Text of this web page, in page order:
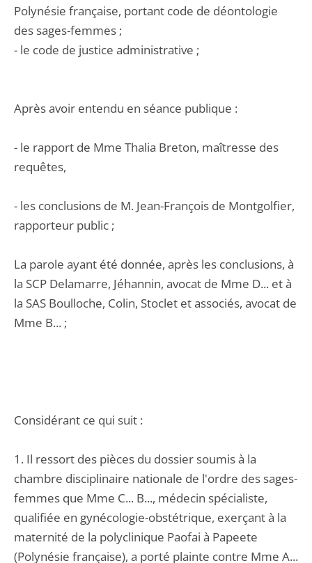
Polynésie française, portant code de déontologie
des sages-femmes ;
- le code de justice administrative ;
Après avoir entendu en séance publique :
- le rapport de Mme Thalia Breton, maîtresse des
requêtes,
- les conclusions de M. Jean-François de Montgolfier,
rapporteur public ;
La parole ayant été donnée, après les conclusions, à
la SCP Delamarre, Jéhannin, avocat de Mme D... et à
la SAS Boulloche, Colin, Stoclet et associés, avocat de
Mme B... ;
Considérant ce qui suit :
1. Il ressort des pièces du dossier soumis à la
chambre disciplinaire nationale de l'ordre des sages-
femmes que Mme C... B..., médecin spécialiste,
qualifiée en gynécologie-obstétrique, exerçant à la
maternité de la polyclinique Paofai à Papeete
(Polynésie française), a porté plainte contre Mme A...